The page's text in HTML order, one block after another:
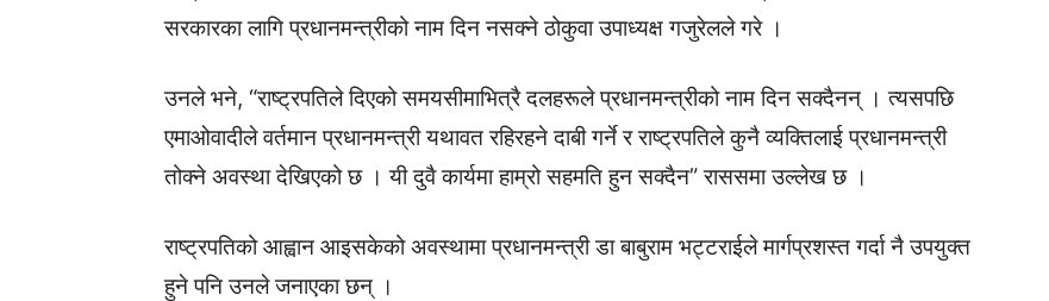
सरकारका लागि प्रधानमन्त्रीको नाम दिन नसक्ने ठोकुवा उपाध्यक्ष गजुरेलले गरे ।
उनले भने, “राष्ट्रपतिले दिएको समयसीमाभित्रै दलहरूले प्रधानमन्त्रीको नाम दिन सक्दैनन् । त्यसपछि
एमाओवादीले वर्तमान प्रधानमन्त्री यथावत रहिरहने दाबी गर्ने र राष्ट्रपतिले कुनै व्यक्तिलाई प्रधानमन्त्री
तोक्ने अवस्था देखिएको छ । यी दुवै कार्यमा हाम्रो सहमति हुन सक्दैन” राससमा उल्लेख छ ।
राष्ट्रपतिको आह्वान आइसकेको अवस्थामा प्रधानमन्त्री डा बाबुराम भट्टराईले मार्गप्रशस्त गर्दा नै उपयुक्त
हुने पनि उनले जनाएका छन् ।